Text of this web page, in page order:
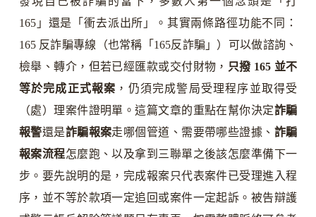
165」還是「衝去派出所」。其實兩條路徑功能不同：
165 反詐騙專線（也常稱「165反詐騙」）可以做諮詢、
檢舉、轉介，但若已經匯款或交付財物， 只撥 165 並不
等於完成正式報案 ，仍須完成警局受理程序並取得受
（處）理案件證明單。這篇文章的重點在幫你決定詐騙
報警還是詐騙報案走哪個管道、需要帶哪些證據、 詐騙
報案流程怎麼跑、以及拿到三聯單之後該怎麼準備下一
步。要先說明的是，完成報案只代表案件已受理進入程
序，並不等於款項一定追回或案件一定起訴。被告辯護